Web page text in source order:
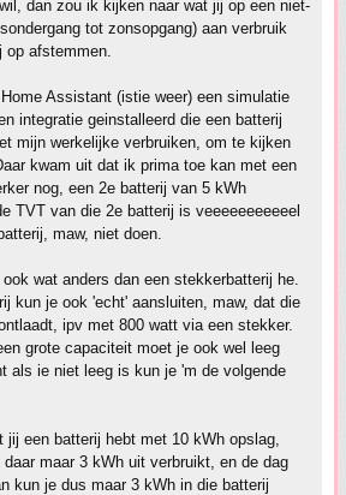
dan zou ik kijken naar wat jij op een niet-
tot zonsopgang) aan verbruik
op afstemmen.
Assistant (istie weer) een simulatie
integratie geinstalleerd die een batterij
mijn werkelijke verbruiken, om te kijken
kwam uit dat ik prima toe kan met een
nog, een 2e batterij van 5 kWh
TVT van die 2e batterij is veeeeeeeeeeel
maw, niet doen.
wat anders dan een stekkerbatterij he.
kun je ook 'echt' aansluiten, maw, dat die
ipv met 800 watt via een stekker.
grote capaciteit moet je ook wel leeg
als ie niet leeg is kun je 'm de volgende
jij een batterij hebt met 10 kWh opslag,
maar 3 kWh uit verbruikt, en de dag
kun je dus maar 3 kWh in die batterij